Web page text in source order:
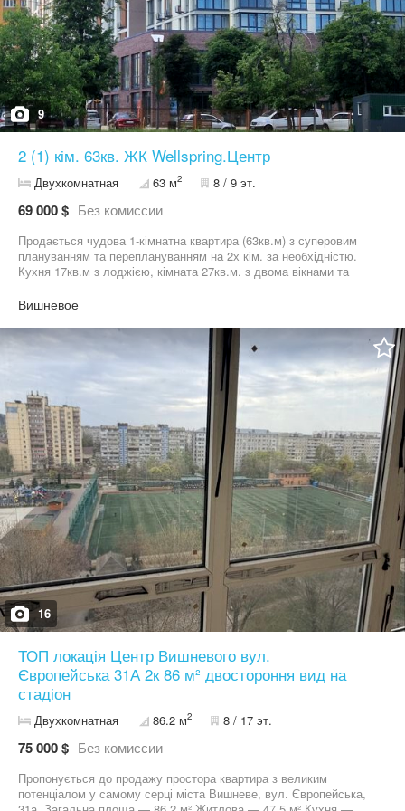
9
2 (1) кім. 63кв. ЖК Wellspring.Центр
Двухкомнатная 63 м2 8 / 9 эт.
69 000 $ Без комиссии
Продається чудова 1-кімнатна квартира (63кв.м) з суперовим
плануванням та переплануванням на 2х кім. за необхідністю.
Кухня 17кв.м з лоджією, кімната 27кв.м. з двома вікнами та
балкон. Індивідуальне газове опалення з встановленим
Територія комплексу облаштована, є паркінг. Квартира
розташована в центрі Вишневого. У пішій доступності є
магазини, супермаркети, школа, садочок, центральний парк.
Здача будинку 2й квартал 2026р (червень). Можна зайти в
квартиру на перегляд. ЖК Велспрінг - сучасний житловий
комплекс із закритою територією та паркінгом. Квартира
розташована в самому центрі Вишневого, що забезпечує зручну
локацію
Вишневое
16
ТОП локація Центр Вишневого вул.
Європейська 31А 2к 86 м² двостороння вид на
стадіон
Двухкомнатная 86.2 м2 8 / 17 эт.
75 000 $ Без комиссии
Пропонується до продажу простора квартира з великим
потенціалом у самому серці міста Вишневе, вул. Європейська,